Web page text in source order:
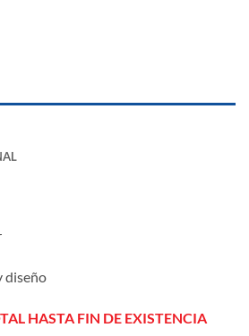
diseño
HASTA FIN DE EXISTENCIA